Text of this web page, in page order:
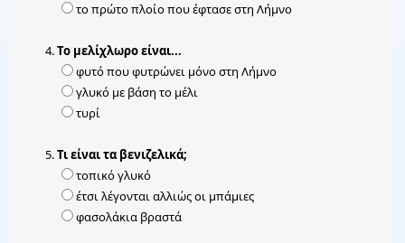
το πρώτο πλοίο που έφτασε στη Λήμνο
Το μελίχλωρο είναι...
φυτό που φυτρώνει μόνο στη Λήμνο
γλυκό με βάση το μέλι
τυρί
Τι είναι τα βενιζελικά;
τοπικό γλυκό
έτσι λέγονται αλλιώς οι μπάμιες
φασολάκια βραστά